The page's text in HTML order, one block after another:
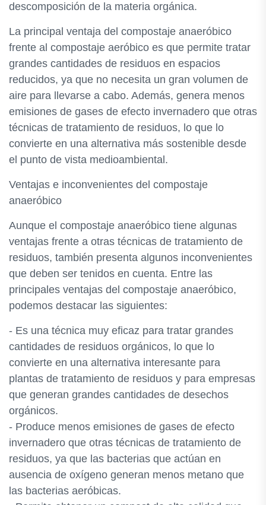
descomposición de la materia orgánica.
La principal ventaja del compostaje anaeróbico
frente al compostaje aeróbico es que permite tratar
grandes cantidades de residuos en espacios
reducidos, ya que no necesita un gran volumen de
aire para llevarse a cabo. Además, genera menos
emisiones de gases de efecto invernadero que otras
técnicas de tratamiento de residuos, lo que lo
convierte en una alternativa más sostenible desde
el punto de vista medioambiental.
Ventajas e inconvenientes del compostaje
anaeróbico
Aunque el compostaje anaeróbico tiene algunas
ventajas frente a otras técnicas de tratamiento de
residuos, también presenta algunos inconvenientes
que deben ser tenidos en cuenta. Entre las
principales ventajas del compostaje anaeróbico,
podemos destacar las siguientes:
- Es una técnica muy eficaz para tratar grandes
cantidades de residuos orgánicos, lo que lo
convierte en una alternativa interesante para
plantas de tratamiento de residuos y para empresas
que generan grandes cantidades de desechos
orgánicos.
- Produce menos emisiones de gases de efecto
invernadero que otras técnicas de tratamiento de
residuos, ya que las bacterias que actúan en
ausencia de oxígeno generan menos metano que
las bacterias aeróbicas.